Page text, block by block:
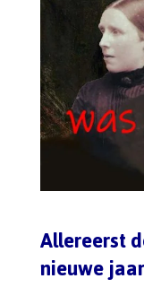
Allereerst
nieuwe